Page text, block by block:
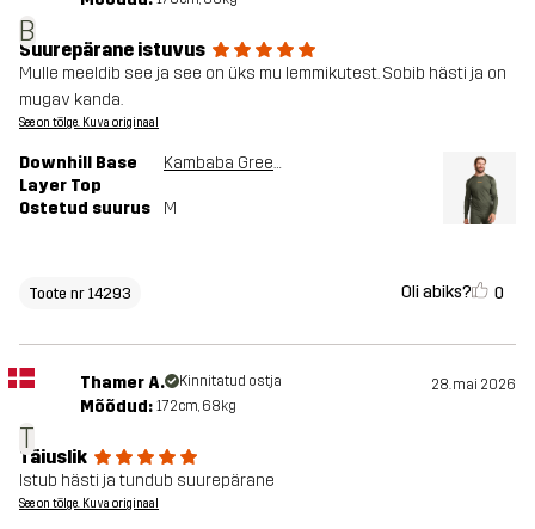
B
Suurepärane istuvus
Mulle meeldib see ja see on üks mu lemmikutest. Sobib hästi ja on
mugav kanda.
See on tõlge. Kuva originaal
Downhill Base
Layer Top
Kambaba Green/Rosin Green
Ostetud suurus M
Toote nr 14293 Oli abiks? 0
T
Thamer A. Kinnitatud ostja 28. mai 2026
Mõõdud: 172cm, 68kg
Täiuslik
Istub hästi ja tundub suurepärane
See on tõlge. Kuva originaal